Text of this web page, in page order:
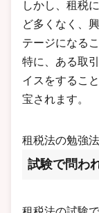
しかし、租税
ど多くなく、
テージになる
特に、ある取
イスをするこ
宝されます。
租税法の勉強法
試験で問わ